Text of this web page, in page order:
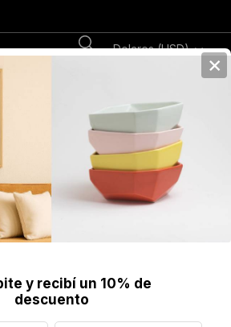
Dolares (USD)
Luminarias
de arte creados por artistas y
Luminarias
×
y recibí un 10% de
descuento